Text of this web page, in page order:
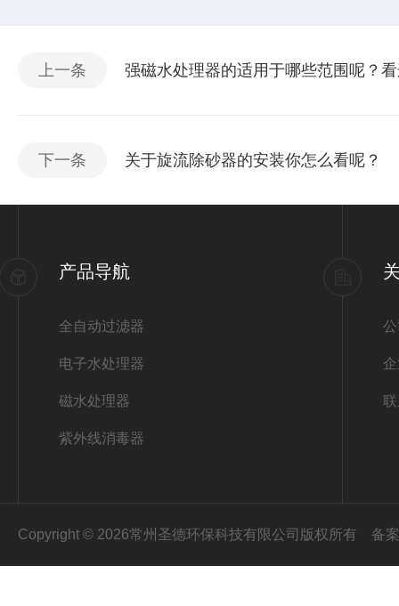
上一条 强磁水处理器的适用于哪些范围呢？
下一条 关于旋流除砂器的安装你怎么看呢？
产品导航
全自动过滤器
电子水处理器
磁水处理器
紫外线消毒器
Copyright © 2026常州圣德环保科技有限公司版权所有 备